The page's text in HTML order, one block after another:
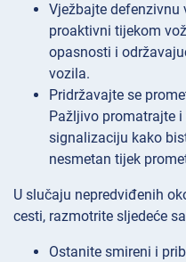
Vježbajte
proaktivni tijekom
opasnosti i
vozila.
Pridržavajte se
Pažljivo promatrajte
signalizaciju kako
nesmetan tijek
U slučaju nepredviđenih
cesti, razmotrite sljedeće
Ostanite smireni i